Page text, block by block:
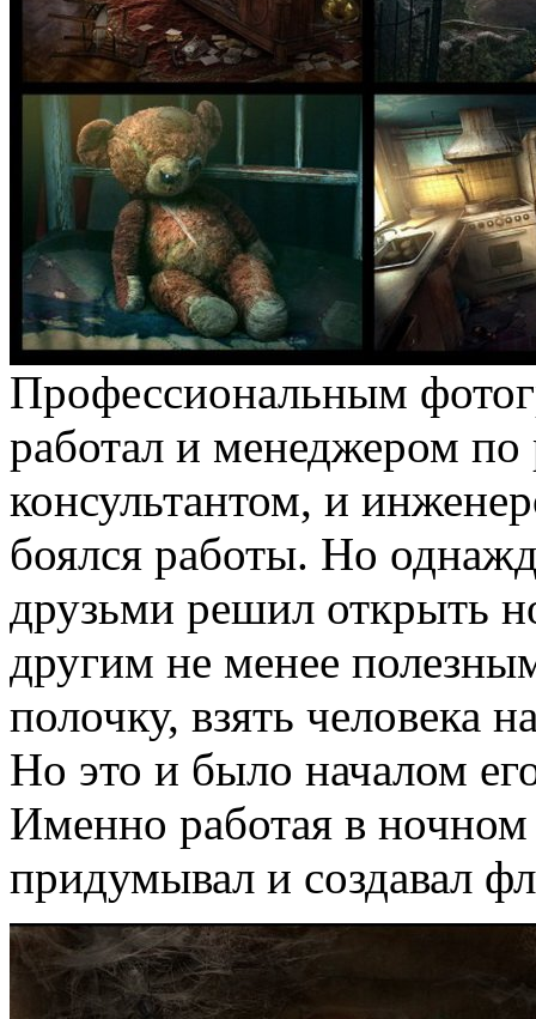
Профессиональным
работал и менеджером
консультантом, и
боялся работы. Но
друзьми решил открыть
другим не менее
полочку, взять человека
Но это и было началом
Именно работая в ночном
придумывал и создавал